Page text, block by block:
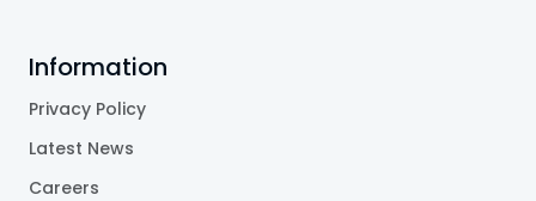
Information
Privacy Policy
Latest News
Careers